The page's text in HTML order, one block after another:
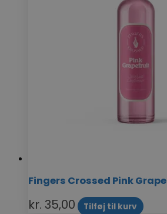
Fingers Crossed Pink Grape
kr. 35,00 Tilføj til kurv